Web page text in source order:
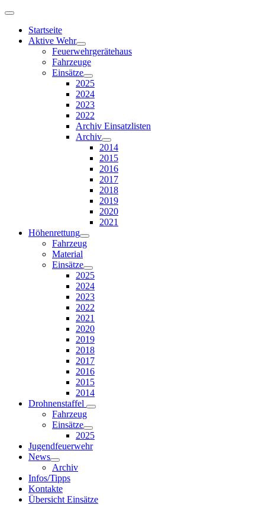
Startseite
Aktive Wehr
Feuerwehrgerätehaus
Fahrzeuge
Einsätze
2025
2024
2023
2022
Archiv Einsatzlisten
Archiv
2014
2015
2016
2017
2018
2019
2020
2021
Höhenrettung
Fahrzeug
Material
Einsätze
2025
2024
2023
2022
2021
2020
2019
2018
2017
2016
2015
2014
Drohnenstaffel
Fahrzeug
Einsätze
2025
Jugendfeuerwehr
News
Archiv
Infos/Tipps
Kontakte
Übersicht Einsätze